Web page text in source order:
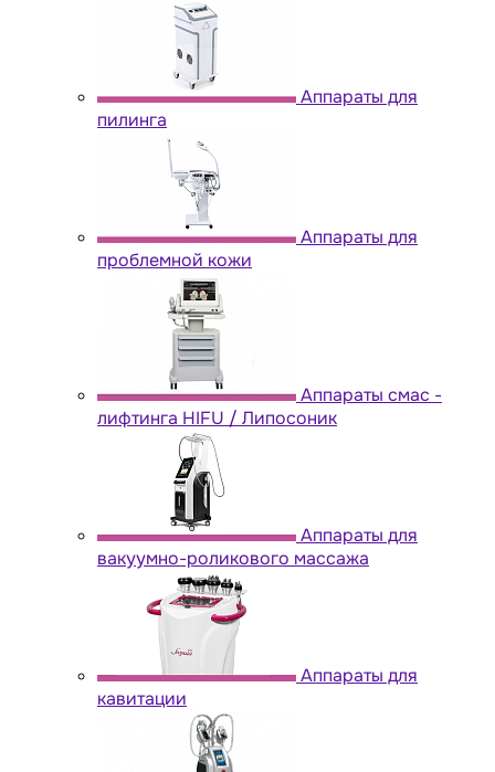
Аппараты для
пилинга
Аппараты для
проблемной кожи
Аппараты cмас -
лифтинга HIFU / Липосоник
Аппараты для
вакуумно-роликового массажа
Аппараты для
кавитации